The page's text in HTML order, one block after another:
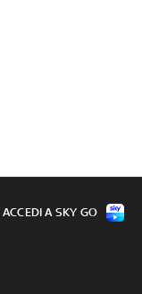
ACCEDI A SKY GO